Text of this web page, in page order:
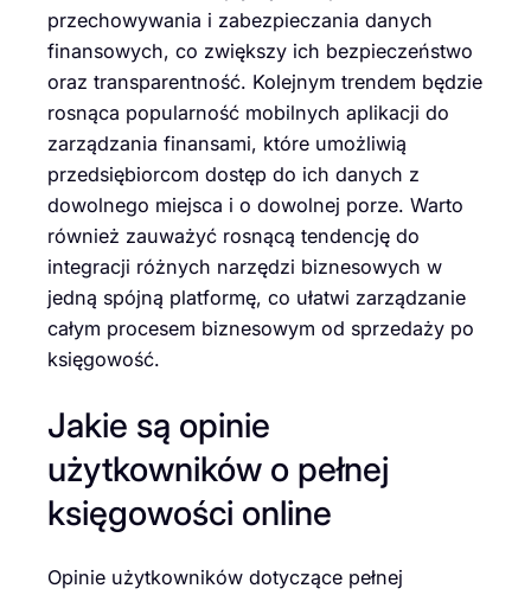
przechowywania i zabezpieczania danych
finansowych, co zwiększy ich bezpieczeństwo
oraz transparentność. Kolejnym trendem będzie
rosnąca popularność mobilnych aplikacji do
zarządzania finansami, które umożliwią
przedsiębiorcom dostęp do ich danych z
dowolnego miejsca i o dowolnej porze. Warto
również zauważyć rosnącą tendencję do
integracji różnych narzędzi biznesowych w
jedną spójną platformę, co ułatwi zarządzanie
całym procesem biznesowym od sprzedaży po
księgowość.
Jakie są opinie
użytkowników o pełnej
księgowości online
Opinie użytkowników dotyczące pełnej